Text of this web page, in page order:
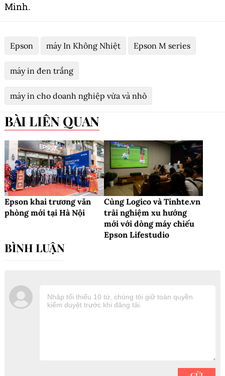
Minh.
Epson máy In Không Nhiệt Epson M series
máy in đen trắng
máy in cho doanh nghiệp vừa và nhỏ
BÀI LIÊN QUAN
Epson khai trương văn
phòng mới tại Hà Nội
Cùng Logico và Tinhte.vn
trải nghiệm xu hướng
mới với dòng máy chiếu
Epson Lifestudio